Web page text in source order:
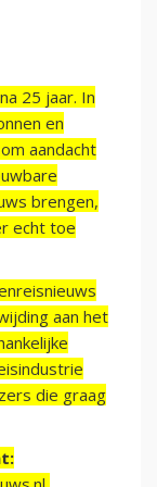
25 jaar. In
en
aandacht
brengen,
echt toe
aan het
die graag